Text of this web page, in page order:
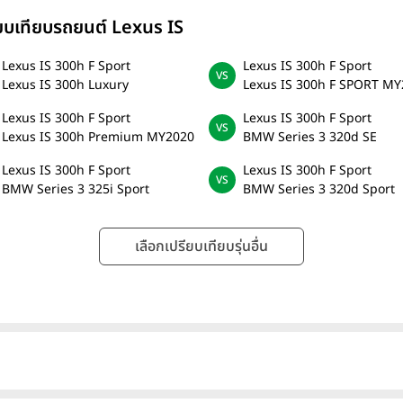
บเทียบรถยนต์ Lexus IS
Lexus IS 300h F Sport
Lexus IS 300h Luxury
Lexus IS 300h F Sport
Lexus IS 300h F SPORT
Lexus IS 300h F Sport
Lexus IS 300h Premium MY2020
Lexus IS 300h F Sport
BMW Series 3 320d SE
Lexus IS 300h F Sport
BMW Series 3 325i Sport
Lexus IS 300h F Sport
BMW Series 3 320d Sport
เลือกเปรียบเทียบรุ่นอื่น